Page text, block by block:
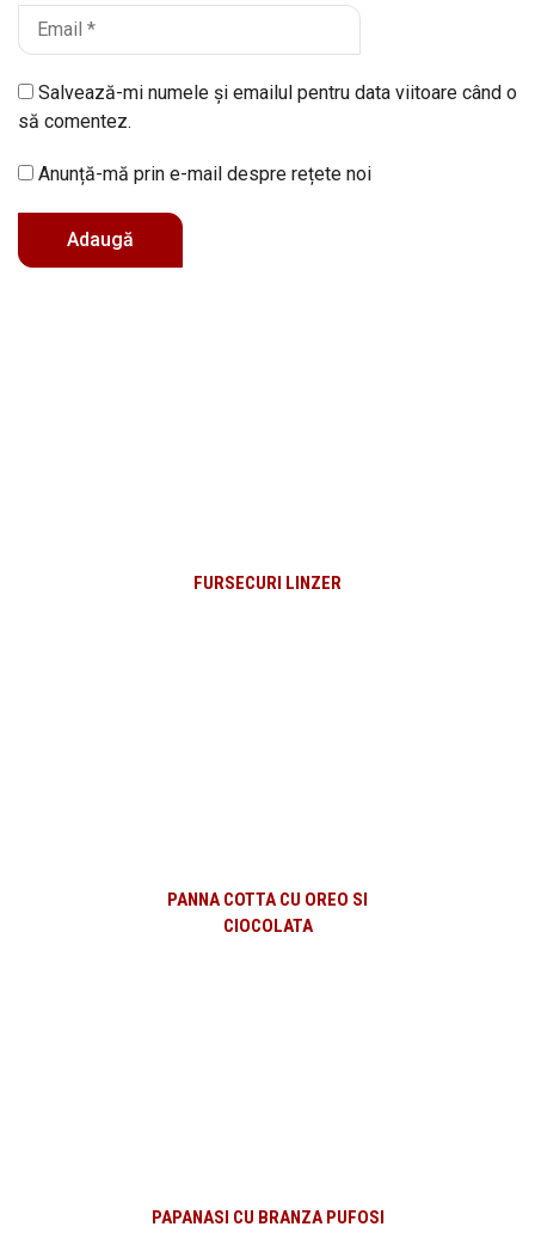
Salvează-mi numele și emailul pentru data viitoare când o
să comentez.
Anunță-mă prin e-mail despre rețete noi
FURSECURI LINZER
PANNA COTTA CU OREO SI
CIOCOLATA
PAPANASI CU BRANZA PUFOSI